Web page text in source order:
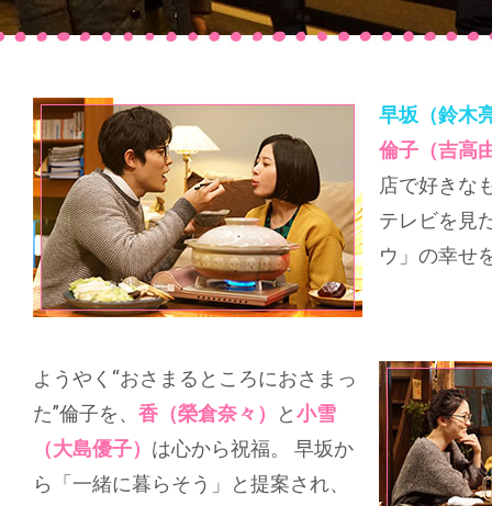
早坂（鈴木
倫子（吉高
店で好きな
テレビを見
ウ」の幸せ
ようやく“おさまるところにおさまっ
た”倫子を、 香（榮倉奈々） と小雪
（大島優子） は心から祝福。 早坂か
ら「一緒に暮らそう」と提案され、